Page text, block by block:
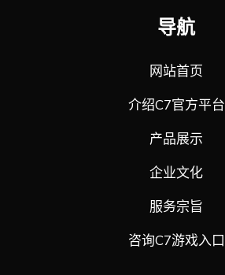
导航
网站首页
介绍C7官方平台
产品展示
企业文化
服务宗旨
咨询C7游戏入口